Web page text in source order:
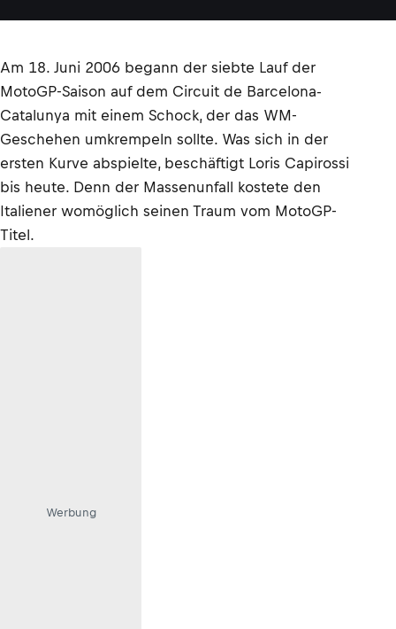
Am 18. Juni 2006 begann der siebte Lauf der
MotoGP-Saison auf dem Circuit de Barcelona-
Catalunya mit einem Schock, der das WM-
Geschehen umkrempeln sollte. Was sich in der
ersten Kurve abspielte, beschäftigt Loris Capirossi
bis heute. Denn der Massenunfall kostete den
Italiener womöglich seinen Traum vom MotoGP-
Titel.
Werbung